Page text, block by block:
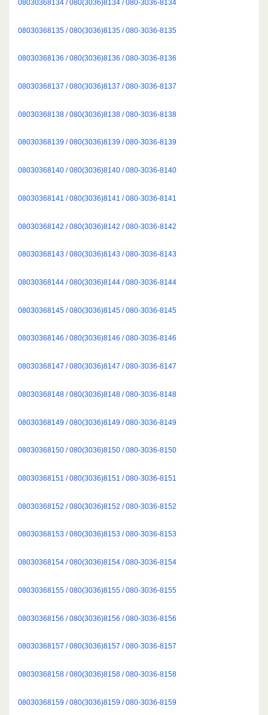
08030368134 / 080(3036)8134 / 080-3036-8134
08030368135 / 080(3036)8135 / 080-3036-8135
08030368136 / 080(3036)8136 / 080-3036-8136
08030368137 / 080(3036)8137 / 080-3036-8137
08030368138 / 080(3036)8138 / 080-3036-8138
08030368139 / 080(3036)8139 / 080-3036-8139
08030368140 / 080(3036)8140 / 080-3036-8140
08030368141 / 080(3036)8141 / 080-3036-8141
08030368142 / 080(3036)8142 / 080-3036-8142
08030368143 / 080(3036)8143 / 080-3036-8143
08030368144 / 080(3036)8144 / 080-3036-8144
08030368145 / 080(3036)8145 / 080-3036-8145
08030368146 / 080(3036)8146 / 080-3036-8146
08030368147 / 080(3036)8147 / 080-3036-8147
08030368148 / 080(3036)8148 / 080-3036-8148
08030368149 / 080(3036)8149 / 080-3036-8149
08030368150 / 080(3036)8150 / 080-3036-8150
08030368151 / 080(3036)8151 / 080-3036-8151
08030368152 / 080(3036)8152 / 080-3036-8152
08030368153 / 080(3036)8153 / 080-3036-8153
08030368154 / 080(3036)8154 / 080-3036-8154
08030368155 / 080(3036)8155 / 080-3036-8155
08030368156 / 080(3036)8156 / 080-3036-8156
08030368157 / 080(3036)8157 / 080-3036-8157
08030368158 / 080(3036)8158 / 080-3036-8158
08030368159 / 080(3036)8159 / 080-3036-8159